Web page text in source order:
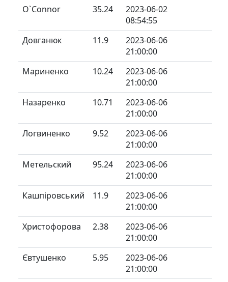
O`Connor
35.24
2023-06-02
08:54:55
Довганюк
11.9
2023-06-06
21:00:00
Мариненко
10.24
2023-06-06
21:00:00
Назаренко
10.71
2023-06-06
21:00:00
Логвиненко
9.52
2023-06-06
21:00:00
Метельский
95.24
2023-06-06
21:00:00
Кашпіровський
11.9
2023-06-06
21:00:00
Христофорова
2.38
2023-06-06
21:00:00
Євтушенко
5.95
2023-06-06
21:00:00